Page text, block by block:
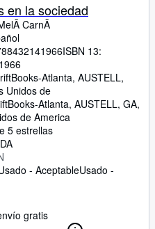
en la sociedad
CarnÃ
ISBN 13:
Atlanta, AUSTELL,
Unidos de
Atlanta, AUSTELL, GA,
de America
5 estrellas
- AceptableUsado -
gratis